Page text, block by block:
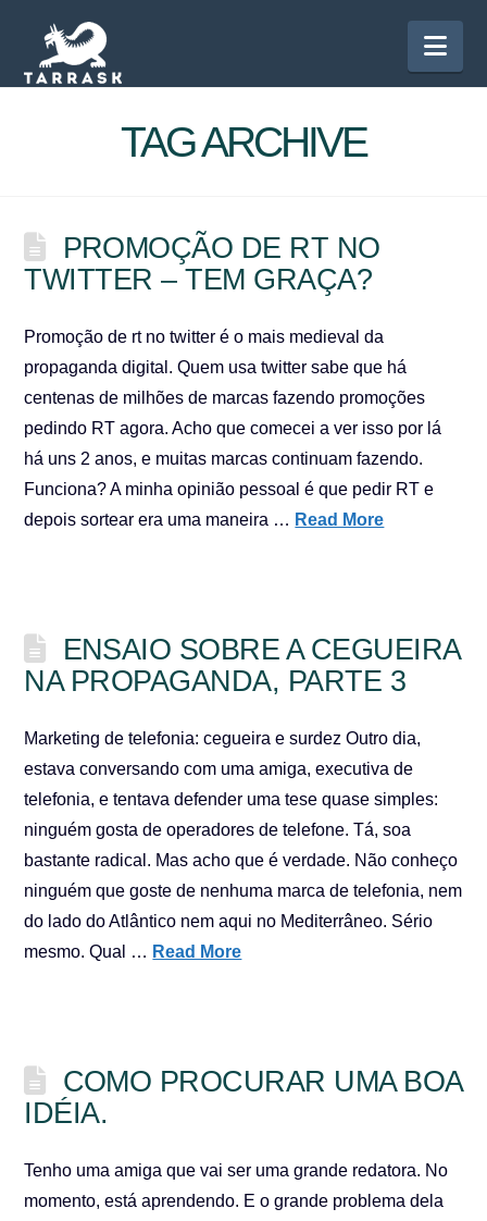
TAG ARCHIVE
PROMOÇÃO DE RT NO
TWITTER – TEM GRAÇA?
Promoção de rt no twitter é o mais medieval da
propaganda digital. Quem usa twitter sabe que há
centenas de milhões de marcas fazendo promoções
pedindo RT agora. Acho que comecei a ver isso por lá
há uns 2 anos, e muitas marcas continuam fazendo.
Funciona? A minha opinião pessoal é que pedir RT e
depois sortear era uma maneira … Read More
ENSAIO SOBRE A CEGUEIRA
NA PROPAGANDA, PARTE 3
Marketing de telefonia: cegueira e surdez Outro dia,
estava conversando com uma amiga, executiva de
telefonia, e tentava defender uma tese quase simples:
ninguém gosta de operadores de telefone. Tá, soa
bastante radical. Mas acho que é verdade. Não conheço
ninguém que goste de nenhuma marca de telefonia, nem
do lado do Atlântico nem aqui no Mediterrâneo. Sério
mesmo. Qual … Read More
COMO PROCURAR UMA BOA
IDÉIA.
Tenho uma amiga que vai ser uma grande redatora. No
momento, está aprendendo. E o grande problema dela